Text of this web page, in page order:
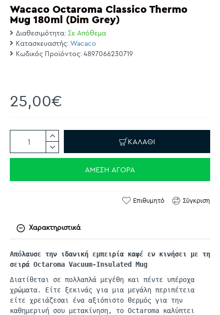
Wacaco Octaroma Classico Thermo
Mug 180ml (Dim Grey)
Διαθεσιμότητα: Σε Απόθεμα
Κατασκευαστής: Wacaco
Κωδικός Προϊόντος: 4897066230719
25,00€
ΚΑΛΆΘΙ
ΆΜΕΣΗ ΑΓΟΡΆ
Επιθυμητό Σύγκριση
Χαρακτηριστικά
Απόλαυσε την ιδανική εμπειρία καφέ εν κινήσει με τη
σειρά Octaroma Vacuum-Insulated
Mug
Διατίθεται σε πολλαπλά μεγέθη και πέντε υπέροχα
χρώματα. Είτε ξεκινάς για μια μεγάλη περιπέτεια
είτε χρειάζεσαι ένα αξιόπιστο θερμός για την
καθημερινή σου μετακίνηση, το Octaroma καλύπτει